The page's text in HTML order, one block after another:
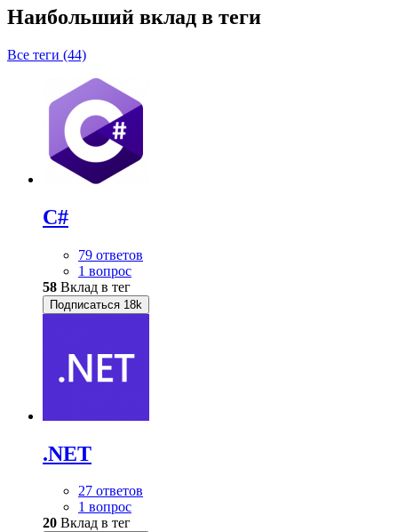
Наибольший вклад в теги
Все теги (44)
C#
79 ответов
1 вопрос
58 Вклад в тег
Подписаться 18k
.NET
27 ответов
1 вопрос
20 Вклад в тег